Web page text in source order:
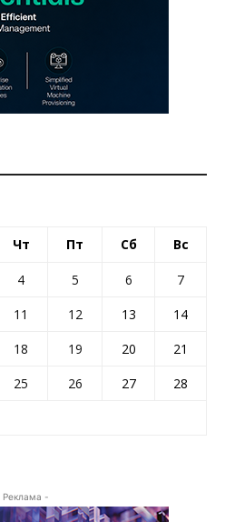
Чт Пт Сб Вс
4 5 6
7
11 12 13
14
18 19 20
21
25 26 27
28
Реклама -